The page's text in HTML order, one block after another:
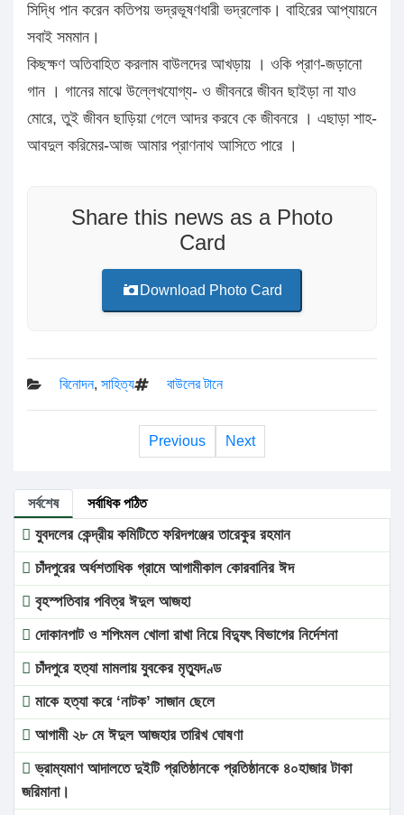
সিদ্ধি পান করেন কতিপয় ভদ্রভূষণধারী ভদ্রলোক। বাহিরের আপ্যায়নে
সবাই সমমান।
কিছক্ষণ অতিবাহিত করলাম বাউলদের আখড়ায় । ওকি প্রাণ-জড়ানো
গান । গানের মাঝে উল্লেখযোগ্য- ও জীবনরে জীবন ছাইড়া না যাও
মোরে, তুই জীবন ছাড়িয়া গেলে আদর করবে কে জীবনরে । এছাড়া শাহ-
আবদুল করিমের-আজ আমার প্রাণনাথ আসিতে পারে ।
Share this news as a Photo
Card
Download Photo Card
বিনোদন, সাহিত্য বাউলের টানে
Previous Next
সর্বশেষ সর্বাধিক পঠিত
যুবদলের কেন্দ্রীয় কমিটিতে ফরিদগঞ্জের তারেকুর রহমান
চাঁদপুরের অর্ধশতাধিক গ্রামে আগামীকাল কোরবানির ঈদ
বৃহস্পতিবার পবিত্র ঈদুল আজহা
দোকানপাট ও শপিংমল খোলা রাখা নিয়ে বিদ্যুৎ বিভাগের নির্দেশনা
চাঁদপুরে হত্যা মামলায় যুবকের মৃত্যুদণ্ড
মাকে হত্যা করে ‘নাটক’ সাজান ছেলে
আগামী ২৮ মে ঈদুল আজহার তারিখ ঘোষণা
ভ্রাম্যমাণ আদালতে দুইটি প্রতিষ্ঠানকে প্রতিষ্ঠানকে ৪০হাজার টাকা
জরিমানা।